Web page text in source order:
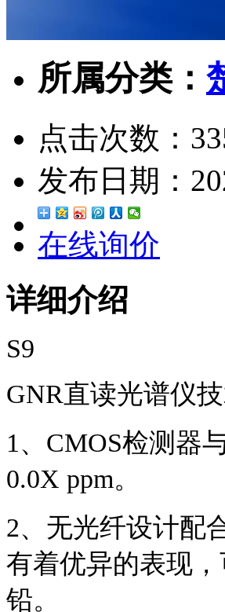
所属分类：
点击次数：
发布日期：
在线询价
详细介绍
S9
GNR直读光谱仪
1、 CMOS检测器
0.0X ppm。
2、无光纤设计配
有着优异的表现
铅。